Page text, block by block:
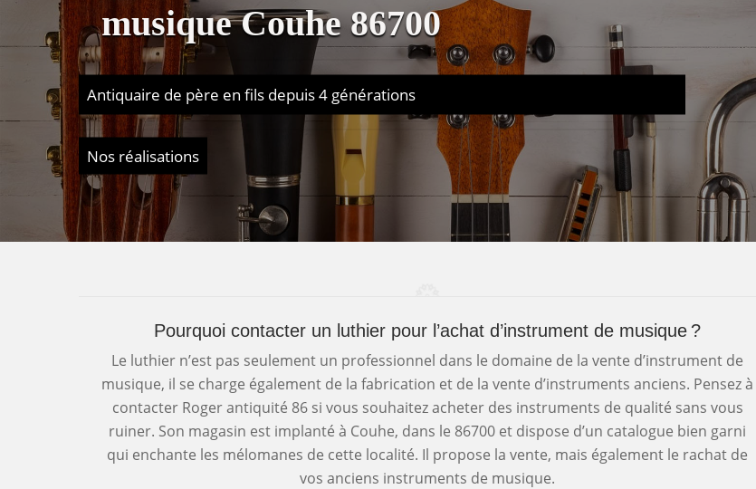
musique Couhe 86700
Antiquaire de père en fils depuis 4 générations
Nos réalisations
Pourquoi contacter un luthier pour l’achat d’instrument de musique ?
Le luthier n’est pas seulement un professionnel dans le domaine de la vente d’instrument de
musique, il se charge également de la fabrication et de la vente d’instruments anciens. Pensez à
contacter Roger antiquité 86 si vous souhaitez acheter des instruments de qualité sans vous
ruiner. Son magasin est implanté à Couhe, dans le 86700 et dispose d’un catalogue bien garni
qui enchante les mélomanes de cette localité. Il propose la vente, mais également le rachat de
vos anciens instruments de musique.